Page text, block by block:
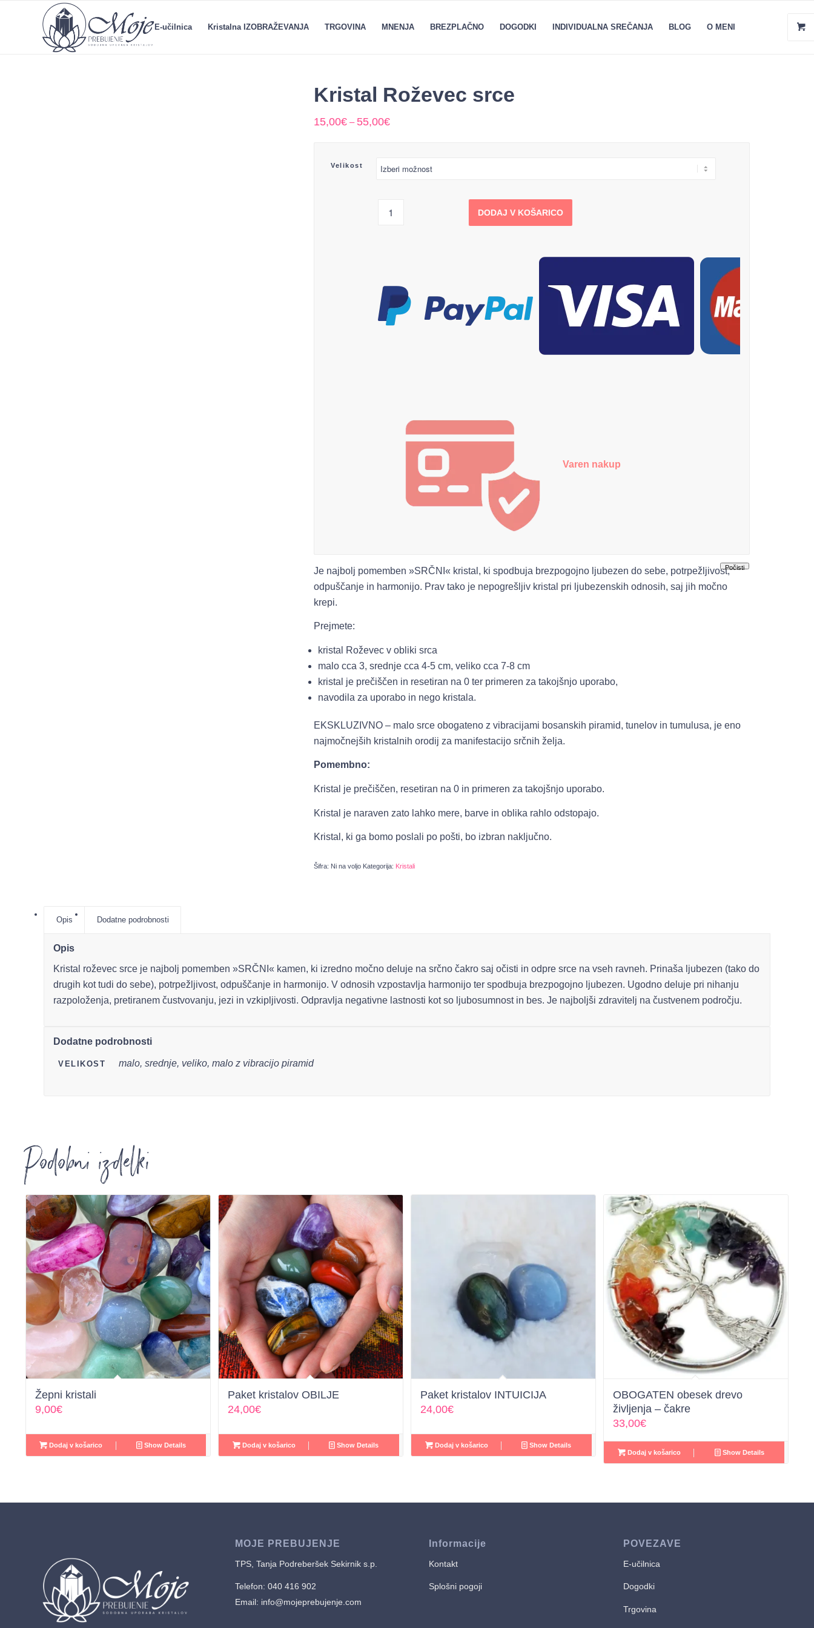
E-učilnica Kristalna IZOBRAŽEVANJA TRGOVINA MNENJA BREZPLAČNO DOGODKI INDIVIDUALNA SREČANJA BLOG O MENI
Kristal Roževec srce
15,00€ – 55,00€
Velikost
Počisti
DODAJ V KOŠARICO
Varen nakup
Je najbolj pomemben »SRČNI« kristal, ki spodbuja brezpogojno ljubezen do sebe, potrpežljivost,
odpuščanje in harmonijo. Prav tako je nepogrešljiv kristal pri ljubezenskih odnosih, saj jih močno
krepi.
Prejmete:
kristal Roževec v obliki srca
malo cca 3, srednje cca 4-5 cm, veliko cca 7-8 cm
kristal je prečiščen in resetiran na 0 ter primeren za takojšnjo uporabo,
navodila za uporabo in nego kristala.
EKSKLUZIVNO – malo srce obogateno z vibracijami bosanskih piramid, tunelov in tumulusa, je eno
najmočnejših kristalnih orodij za manifestacijo srčnih želja.
Pomembno:
Kristal je prečiščen, resetiran na 0 in primeren za takojšnjo uporabo.
Kristal je naraven zato lahko mere, barve in oblika rahlo odstopajo.
Kristal, ki ga bomo poslali po pošti, bo izbran naključno.
Šifra: Ni na voljo Kategorija: Kristali
Opis Dodatne podrobnosti
Opis
Kristal roževec srce je najbolj pomemben »SRČNI« kamen, ki izredno močno deluje na srčno čakro saj očisti in odpre srce na vseh ravneh. Prinaša ljubezen (tako do
drugih kot tudi do sebe), potrpežljivost, odpuščanje in harmonijo. V odnosih vzpostavlja harmonijo ter spodbuja brezpogojno ljubezen. Ugodno deluje pri nihanju
razpoloženja, pretiranem čustvovanju, jezi in vzkipljivosti. Odpravlja negativne lastnosti kot so ljubosumnost in bes. Je najboljši zdravitelj na čustvenem področju.
Dodatne podrobnosti
VELIKOST malo, srednje, veliko, malo z vibracijo piramid
Podobni izdelki
Žepni kristali
9,00€
Dodaj v košarico Show Details
Paket kristalov OBILJE
24,00€
Dodaj v košarico Show Details
Paket kristalov INTUICIJA
24,00€
Dodaj v košarico Show Details
OBOGATEN obesek drevo
življenja – čakre
33,00€
Dodaj v košarico Show Details
MOJE PREBUJENJE
TPS, Tanja Podreberšek Sekirnik s.p.
Telefon: 040 416 902
Email: info@mojeprebujenje.com
Informacije
Kontakt
Splošni pogoji
POVEZAVE
E-učilnica
Dogodki
Trgovina